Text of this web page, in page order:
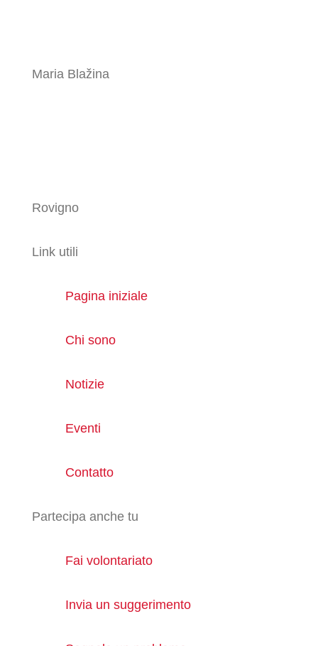
Maria Blažina
Rovigno
Link utili
Pagina iniziale
Chi sono
Notizie
Eventi
Contatto
Partecipa anche tu
Fai volontariato
Invia un suggerimento